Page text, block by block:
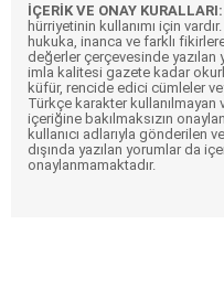
İÇERİK VE ONAY KURALLARI:
hürriyetinin kullanımı için
hukuka, inanca ve farklı
değerler çerçevesinde yazılan
imla kalitesi gazete kadar
küfür, rencide edici cümleler
Türkçe karakter kullanılmayan
içeriğine bakılmaksızın
kullanıcı adlarıyla gönderilen
dışında yazılan yorumlar da
onaylanmamaktadır.